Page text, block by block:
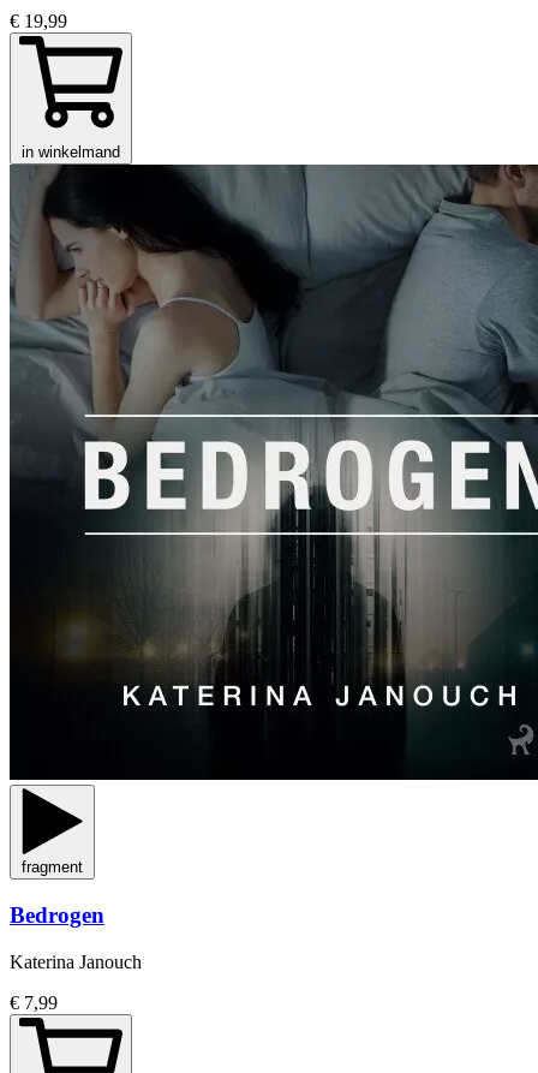
€ 19,99
in winkelmand
fragment
Bedrogen
Katerina Janouch
€ 7,99